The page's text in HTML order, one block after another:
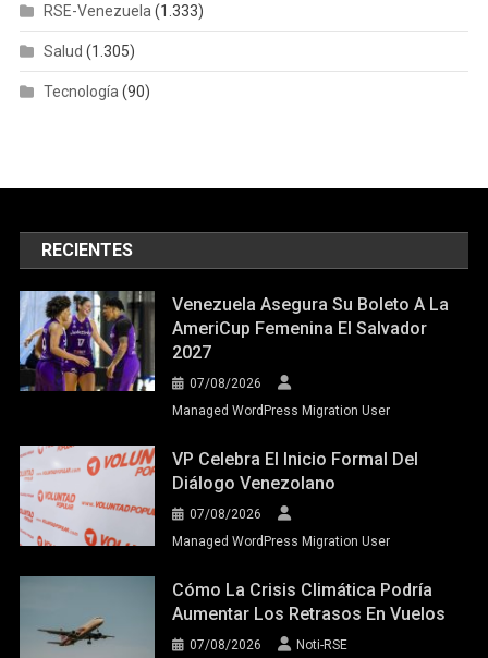
RSE-Venezuela (1.333)
Salud (1.305)
Tecnología (90)
RECIENTES
Venezuela Asegura Su Boleto A La
AmeriCup Femenina El Salvador
2027
07/08/2026
Managed WordPress Migration User
VP Celebra El Inicio Formal Del
Diálogo Venezolano
07/08/2026
Managed WordPress Migration User
Cómo La Crisis Climática Podría
Aumentar Los Retrasos En Vuelos
07/08/2026 Noti-RSE